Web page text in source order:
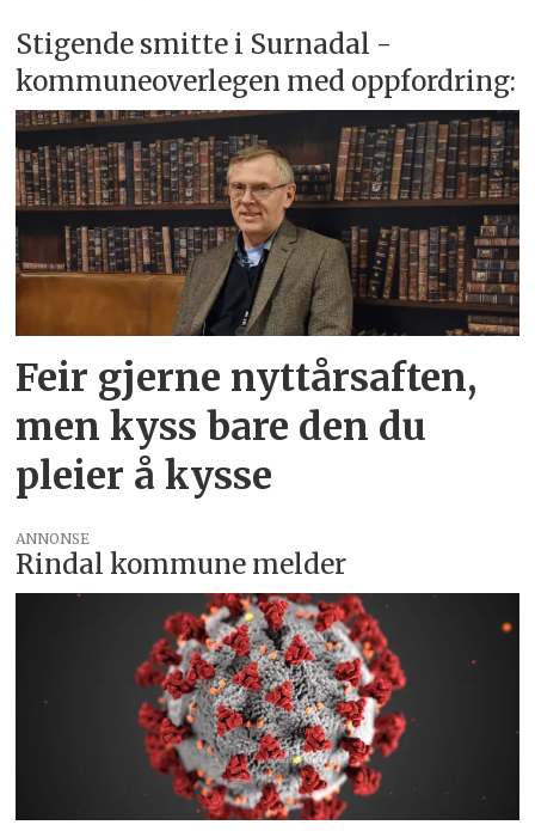
Stigende smitte i Surnadal -
kommuneoverlegen med oppfordring:
Feir gjerne nyttårsaften,
men kyss bare den du
pleier å kysse
ANNONSE
Rindal kommune melder